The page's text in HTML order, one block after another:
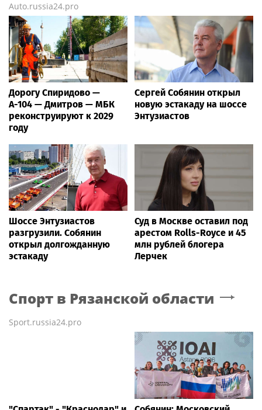
Auto.russia24.pro
Дорогу Спиридово —
А-104 — Дмитров — МБК
реконструируют к 2029
году
Сергей Собянин открыл
новую эстакаду на шоссе
Энтузиастов
Шоссе Энтузиастов
разгрузили. Собянин
открыл долгожданную
эстакаду
Суд в Москве оставил под
арестом Rolls-Royce и 45
млн рублей блогера
Лерчек
Спорт в Рязанской области
Sport.russia24.pro